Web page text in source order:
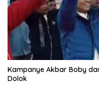
Kampanye Akbar Boby
Dolok